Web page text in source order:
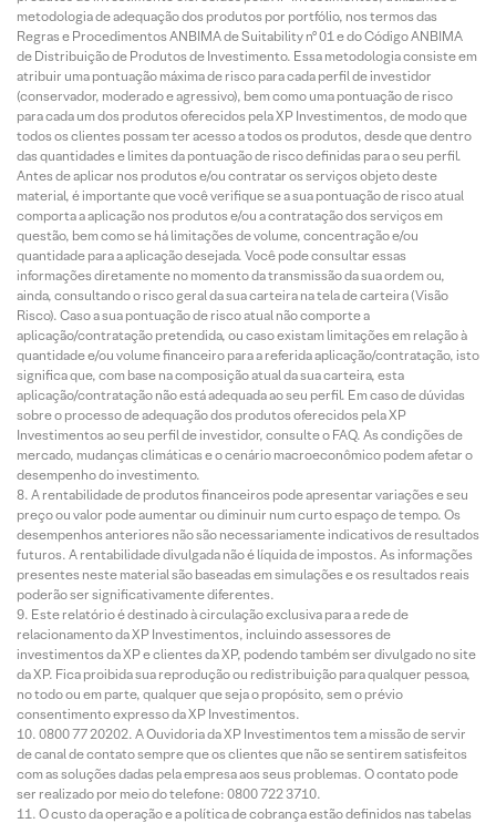
metodologia de adequação dos produtos por portfólio, nos termos das
Regras e Procedimentos ANBIMA de Suitability nº 01 e do Código ANBIMA
de Distribuição de Produtos de Investimento. Essa metodologia consiste em
atribuir uma pontuação máxima de risco para cada perfil de investidor
(conservador, moderado e agressivo), bem como uma pontuação de risco
para cada um dos produtos oferecidos pela XP Investimentos, de modo que
todos os clientes possam ter acesso a todos os produtos, desde que dentro
das quantidades e limites da pontuação de risco definidas para o seu perfil.
Antes de aplicar nos produtos e/ou contratar os serviços objeto deste
material, é importante que você verifique se a sua pontuação de risco atual
comporta a aplicação nos produtos e/ou a contratação dos serviços em
questão, bem como se há limitações de volume, concentração e/ou
quantidade para a aplicação desejada. Você pode consultar essas
informações diretamente no momento da transmissão da sua ordem ou,
ainda, consultando o risco geral da sua carteira na tela de carteira (Visão
Risco). Caso a sua pontuação de risco atual não comporte a
aplicação/contratação pretendida, ou caso existam limitações em relação à
quantidade e/ou volume financeiro para a referida aplicação/contratação, isto
significa que, com base na composição atual da sua carteira, esta
aplicação/contratação não está adequada ao seu perfil. Em caso de dúvidas
sobre o processo de adequação dos produtos oferecidos pela XP
Investimentos ao seu perfil de investidor, consulte o FAQ. As condições de
mercado, mudanças climáticas e o cenário macroeconômico podem afetar o
desempenho do investimento.
A rentabilidade de produtos financeiros pode apresentar variações e seu
preço ou valor pode aumentar ou diminuir num curto espaço de tempo. Os
desempenhos anteriores não são necessariamente indicativos de resultados
futuros. A rentabilidade divulgada não é líquida de impostos. As informações
presentes neste material são baseadas em simulações e os resultados reais
poderão ser significativamente diferentes.
Este relatório é destinado à circulação exclusiva para a rede de
relacionamento da XP Investimentos, incluindo assessores de
investimentos da XP e clientes da XP, podendo também ser divulgado no site
da XP. Fica proibida sua reprodução ou redistribuição para qualquer pessoa,
no todo ou em parte, qualquer que seja o propósito, sem o prévio
consentimento expresso da XP Investimentos.
0800 77 20202. A Ouvidoria da XP Investimentos tem a missão de servir
de canal de contato sempre que os clientes que não se sentirem satisfeitos
com as soluções dadas pela empresa aos seus problemas. O contato pode
ser realizado por meio do telefone: 0800 722 3710.
O custo da operação e a política de cobrança estão definidos nas tabelas